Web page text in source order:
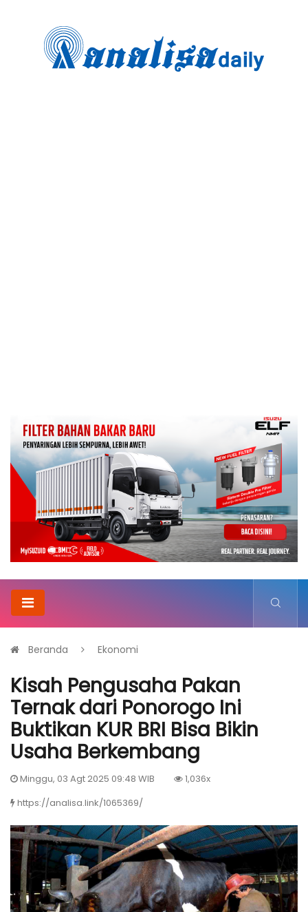
Beranda Ekonomi
Kisah Pengusaha Pakan
Ternak dari Ponorogo Ini
Buktikan KUR BRI Bisa Bikin
Usaha Berkembang
Minggu, 03 Agt 2025 09:48 WIB
1,036x
https://analisa.link/1065369/